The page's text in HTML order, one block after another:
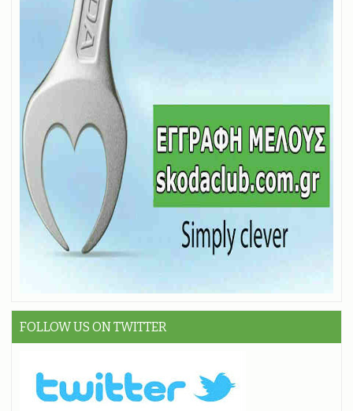
FOLLOW US ON TWITTER